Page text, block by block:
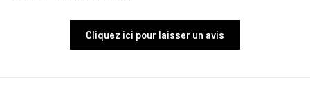
Cliquez ici pour laisser un avis